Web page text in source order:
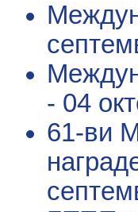
- 04
61-ви